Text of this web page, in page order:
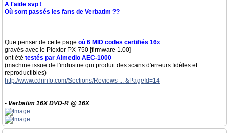
A l'aide svp !
Où sont passés les fans de Verbatim ??
Que penser de cette page où 6 MID codes certifiés 16x
gravés avec le Plextor PX-750 [firmware 1.00]
ont été testés par Almedio AEC-1000
(machine issue de l'industrie qui produit des scans d'erreurs fidèles et
reproductibles)
http://www.cdrinfo.com/Sections/Reviews ... &PageId=14
- Verbatim 16X DVD-R @ 16X